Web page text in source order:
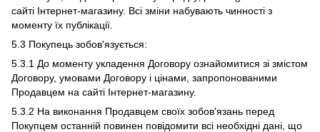
сайті Інтернет-магазину. Всі зміни набувають чинності з
моменту їх публікації.
5.3 Покупець зобов'язується:
5.3.1 До моменту укладення Договору ознайомитися зі змістом
Договору, умовами Договору і цінами, запропонованими
Продавцем на сайті Інтернет-магазину.
5.3.2 На виконання Продавцем своїх зобов'язань перед
Покупцем останній повинен повідомити всі необхідні дані, що